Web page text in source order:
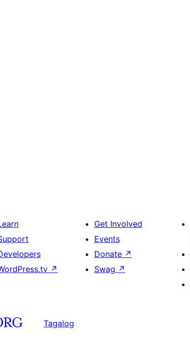
↗
Get Involved
Events
Donate ↗
Swag ↗
Tagalog